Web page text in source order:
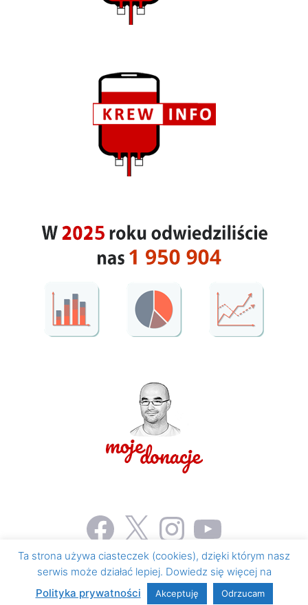
Facebook
X InstagramYouTube
© 2026 Honorowe krwiodawstwo i krwiolecznictwo
Zbudowany z
GeneratePress
Ta strona używa ciasteczek (cookies), dzięki którym nasz
serwis może działać lepiej. Dowiedz się więcej na
Polityka prywatności
Akceptuję Odrzucam